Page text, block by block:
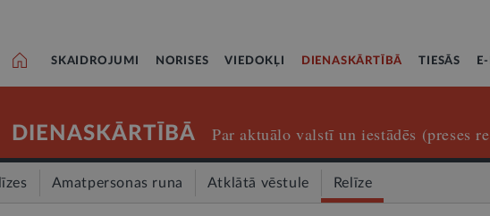
SKAIDROJUMI NORISES VIEDOKĻI DIENASKĀRTĪBĀ TIESĀS
DIENASKĀRTĪBĀ Par aktuālo valstī un iestādēs (preses
Amatpersonas runa Atklātā vēstule Relīze